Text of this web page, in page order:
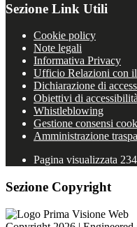
Sezione Link Utili
Cookie policy
Note legali
Informativa Privacy
Ufficio Relazioni con
Dichiarazione di
Obiettivi di accessibilità
Whistleblowing
Gestione consensi
Amministrazione
Pagina visualizzata
Sezione Copyright